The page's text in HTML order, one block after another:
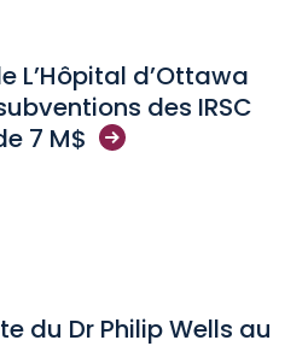
L’Hôpital d’Ottawa
des IRSC
7 M$
du Dr Philip Wells au